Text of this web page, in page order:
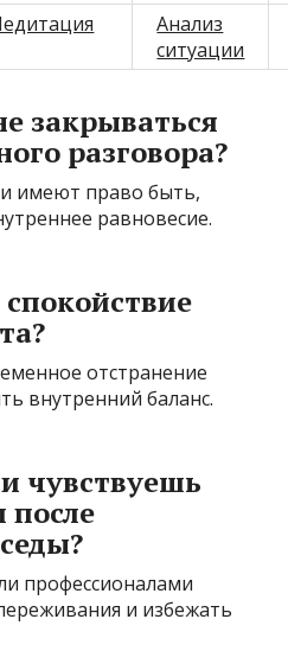
Анализ
ситуации
закрываться
разговора?
имеют право быть,
равновесие.
отстранение
внутренний баланс.
чувствуешь
после
профессионалами
и избежать